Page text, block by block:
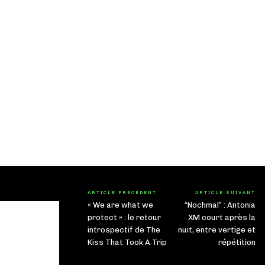
ARTICLE PRÉCÉDENT
« We are what we
protect » : le retour
introspectif de The
Kiss That Took A Trip
ARTICLE SUIVANT
“Nochmal” : Antonia
XM court après la
nuit, entre vertige et
répétition